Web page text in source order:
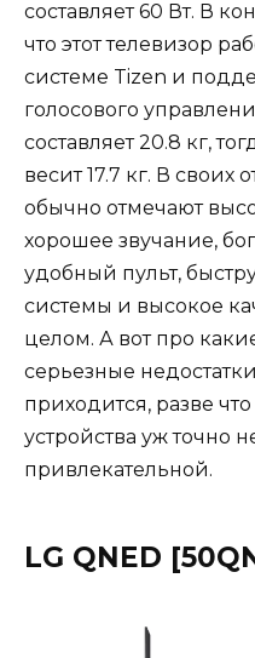
составляет 60 Вт. В
что этот телевизор
системе Tizen и
голосового
составляет 20.8 кг,
весит 17.7 кг. В своих
обычно отмечают
хорошее звучание,
удобный пульт,
системы и высокое
целом. А вот про
серьезные
приходится, разве
устройства уж точно
привлекательной.
LG QNED